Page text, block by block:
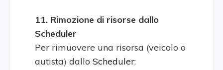
11. Rimozione di risorse dallo
Scheduler
Per rimuovere una risorsa (veicolo o
autista) dallo Scheduler: